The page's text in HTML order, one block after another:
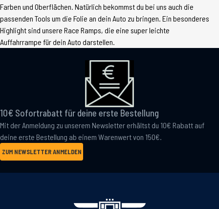
Farben und Oberflächen. Natürlich bekommst du bei uns auch die
passenden Tools um die Folie an dein Auto zu bringen. Ein besonderes
Highlight sind unsere Race Ramps, die eine super leichte
Auffahrrampe für dein Auto darstellen.
10€ Sofortrabatt für deine erste Bestellung
Mit der Anmeldung zu unserem Newsletter erhältst du 10€ Rabatt auf
deine erste Bestellung ab einem Warenwert von 150€.
ZUM NEWSLETTER ANMELDEN